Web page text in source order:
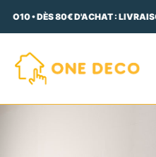
• DÈS 80€ D'ACHAT :